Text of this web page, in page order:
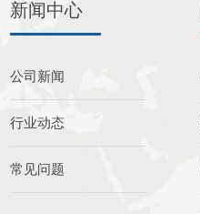
新闻中心
公司新闻
行业动态
常见问题